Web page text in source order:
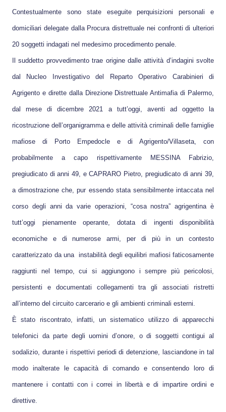
Contestualmente sono state eseguite perquisizioni personali e
domiciliari delegate dalla Procura distrettuale nei confronti di ulteriori
20 soggetti indagati nel medesimo procedimento penale.
Il suddetto provvedimento trae origine dalle attività d’indagini svolte
dal Nucleo Investigativo del Reparto Operativo Carabinieri di
Agrigento e dirette dalla Direzione Distrettuale Antimafia di Palermo,
dal mese di dicembre 2021 a tutt’oggi, aventi ad oggetto la
ricostruzione dell’organigramma e delle attività criminali delle famiglie
mafiose di Porto Empedocle e di Agrigento/Villaseta, con
probabilmente a capo rispettivamente MESSINA Fabrizio,
pregiudicato di anni 49, e CAPRARO Pietro, pregiudicato di anni 39,
a dimostrazione che, pur essendo stata sensibilmente intaccata nel
corso degli anni da varie operazioni, “cosa nostra” agrigentina è
tutt’oggi pienamente operante, dotata di ingenti disponibilità
economiche e di numerose armi, per di più in un contesto
caratterizzato da una instabilità degli equilibri mafiosi faticosamente
raggiunti nel tempo, cui si aggiungono i sempre più pericolosi,
persistenti e documentati collegamenti tra gli associati ristretti
all’interno del circuito carcerario e gli ambienti criminali esterni.
È stato riscontrato, infatti, un sistematico utilizzo di apparecchi
telefonici da parte degli uomini d’onore, o di soggetti contigui al
sodalizio, durante i rispettivi periodi di detenzione, lasciandone in tal
modo inalterate le capacità di comando e consentendo loro di
mantenere i contatti con i correi in libertà e di impartire ordini e
direttive.